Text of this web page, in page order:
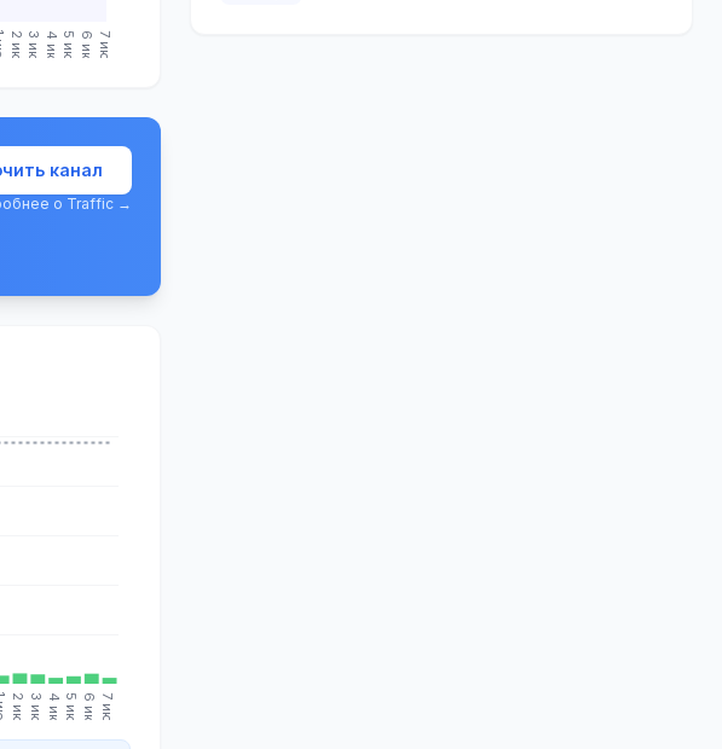
2 июл.3 июл.4 июл.5 июл.6 июл. 7 июл.
канал
о Traffic →
2 июл.3 июл.4 июл.5 июл.6 июл. 7 июл.